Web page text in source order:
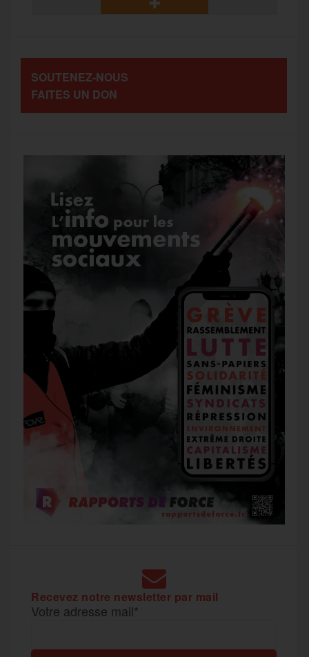
SOUTENEZ-NOUS
FAITES UN DON
Recevez notre newsletter par mail
Votre adresse mail*